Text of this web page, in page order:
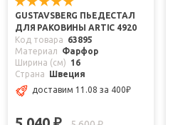
GUSTAVSBERG ПЬЕДЕСТАЛ
ДЛЯ РАКОВИНЫ ARTIC 4920
Код товара
63895
Материал
Фарфор
Ширина (см)
16
Страна
Швеция
доставим 11.08 за 400₽